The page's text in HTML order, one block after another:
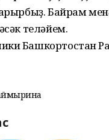
барырбыҙ. Байрам
теләйем.
Башкортостан